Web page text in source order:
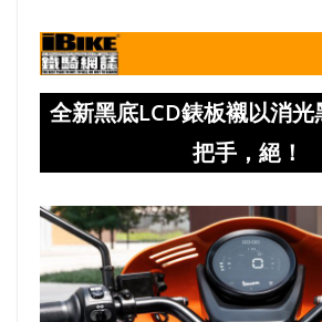
全新黑底LCD錶板襯以消
把手，絕！